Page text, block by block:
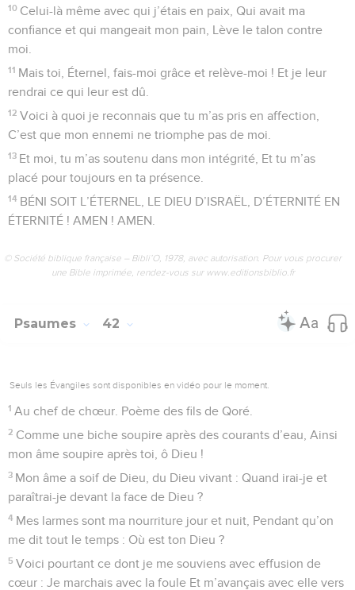
10 Celui-là même avec qui j’étais en paix, Qui avait ma
confiance et qui mangeait mon pain, Lève le talon contre
moi.
11 Mais toi, Éternel, fais-moi grâce et relève-moi ! Et je leur
rendrai ce qui leur est dû.
12 Voici à quoi je reconnais que tu m’as pris en affection,
C’est que mon ennemi ne triomphe pas de moi.
13 Et moi, tu m’as soutenu dans mon intégrité, Et tu m’as
placé pour toujours en ta présence.
14 BÉNI SOIT L’ÉTERNEL, LE DIEU D’ISRAËL, D’ÉTERNITÉ EN
ÉTERNITÉ ! AMEN ! AMEN.
© Société biblique française – Bibli’O, 1978, avec autorisation. Pour vous procurer
une Bible imprimée, rendez-vous sur www.editionsbiblio.fr
Psaumes 42
Seuls les Évangiles sont disponibles en vidéo pour le moment.
1 Au chef de chœur. Poème des fils de Qoré.
2 Comme une biche soupire après des courants d’eau, Ainsi
mon âme soupire après toi, ô Dieu !
3 Mon âme a soif de Dieu, du Dieu vivant : Quand irai-je et
paraîtrai-je devant la face de Dieu ?
4 Mes larmes sont ma nourriture jour et nuit, Pendant qu’on
me dit tout le temps : Où est ton Dieu ?
5 Voici pourtant ce dont je me souviens avec effusion de
cœur : Je marchais avec la foule Et m’avançais avec elle vers